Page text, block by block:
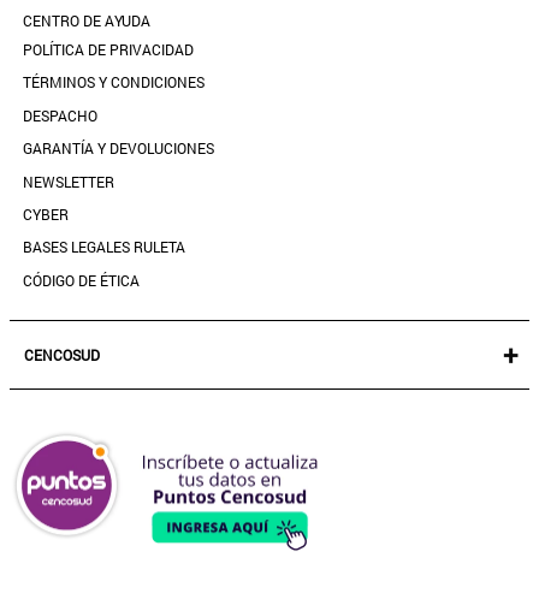
CALZADO
SALE
DESCARGA TU BOLETA AQUÍ
MIS FAVORITOS
GUÍA DE TALLAS
CONTACTANOS
TIENDAS
PREGUNTAS FRECUENTES
CENTRO DE AYUDA
POLÍTICA DE PRIVACIDAD
TÉRMINOS Y CONDICIONES
DESPACHO
GARANTÍA Y DEVOLUCIONES
NEWSLETTER
CYBER
BASES LEGALES RULETA
CÓDIGO DE ÉTICA
CENCOSUD +
SEGURO CENCOSUD
VENTA EMPRESA
PARIS
EASY